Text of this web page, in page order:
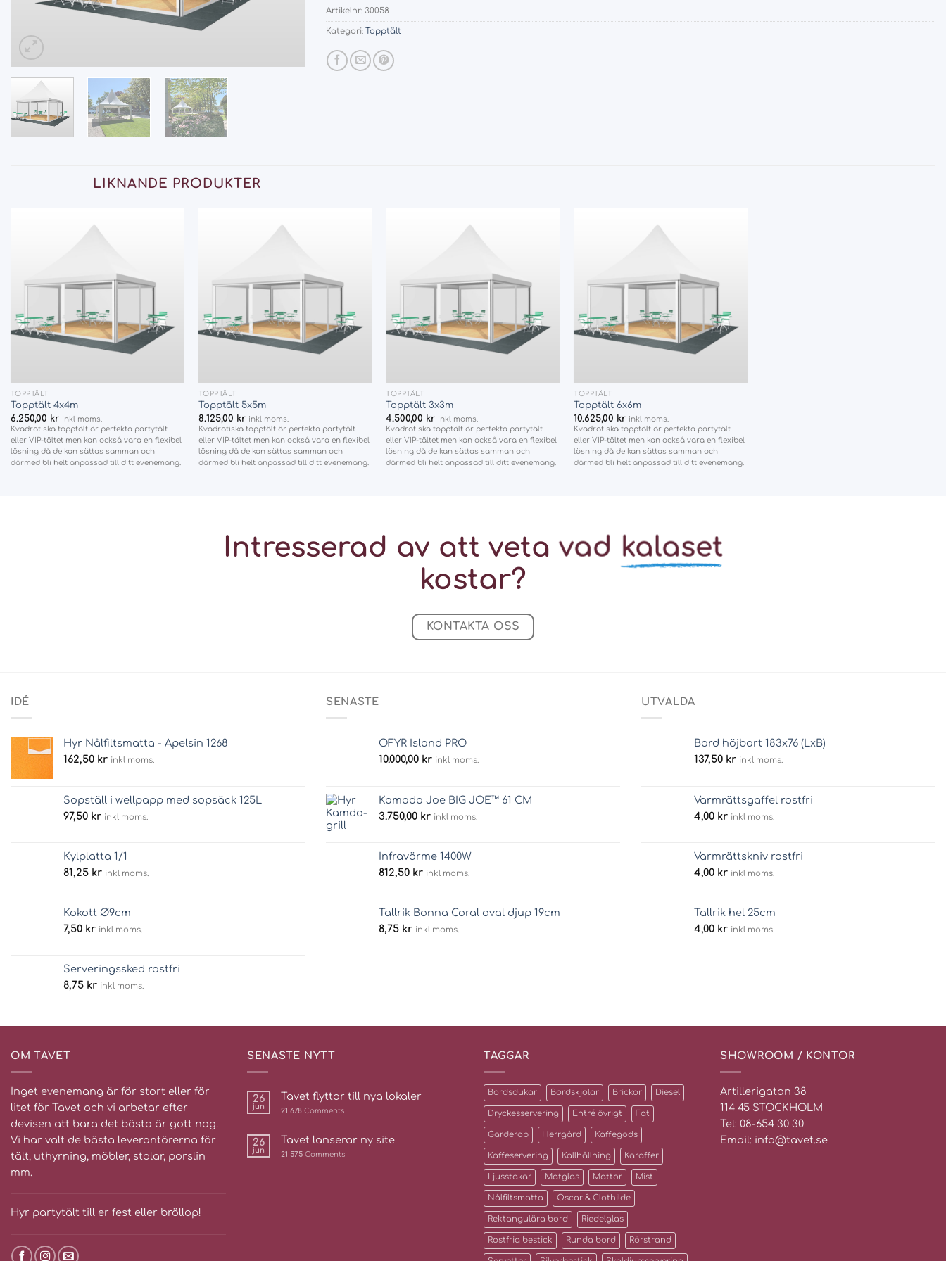
Artikelnr: 30058
Kategori: Topptält
LIKNANDE PRODUKTER
TOPPTÄLT
Topptält 4x4m
6.250,00 kr inkl moms.
Kvadratiska topptält är perfekta partytält
eller VIP-tältet men kan också vara en flexibel
lösning då de kan sättas samman och
därmed bli helt anpassad till ditt evenemang.
TOPPTÄLT
Topptält 5x5m
8.125,00 kr inkl moms.
Kvadratiska topptält är perfekta partytält
eller VIP-tältet men kan också vara en flexibel
lösning då de kan sättas samman och
därmed bli helt anpassad till ditt evenemang.
TOPPTÄLT
Topptält 3x3m
4.500,00 kr inkl moms.
Kvadratiska topptält är perfekta partytält
eller VIP-tältet men kan också vara en flexibel
lösning då de kan sättas samman och
därmed bli helt anpassad till ditt evenemang.
TOPPTÄLT
Topptält 6x6m
10.625,00 kr inkl moms.
Kvadratiska topptält är perfekta partytält
eller VIP-tältet men kan också vara en flexibel
lösning då de kan sättas samman och
därmed bli helt anpassad till ditt evenemang.
Intresserad av att veta vad kalaset
kostar?
KONTAKTA OSS
IDÉ
Hyr Nålfiltsmatta - Apelsin 1268
162,50 kr inkl moms.
Sopställ i wellpapp med sopsäck 125L
97,50 kr inkl moms.
Kylplatta 1/1
81,25 kr inkl moms.
Kokott Ø9cm
7,50 kr inkl moms.
Serveringssked rostfri
8,75 kr inkl moms.
SENASTE
OFYR Island PRO
10.000,00 kr inkl moms.
Kamado Joe BIG JOE™ 61 CM
3.750,00 kr inkl moms.
Infravärme 1400W
812,50 kr inkl moms.
Tallrik Bonna Coral oval djup 19cm
8,75 kr inkl moms.
UTVALDA
Bord höjbart 183x76 (LxB)
137,50 kr inkl moms.
Varmrättsgaffel rostfri
4,00 kr inkl moms.
Varmrättskniv rostfri
4,00 kr inkl moms.
Tallrik hel 25cm
4,00 kr inkl moms.
OM TAVET
Inget evenemang är för stort eller för
litet för Tavet och vi arbetar efter
devisen att bara det bästa är gott nog.
Vi har valt de bästa leverantörerna för
tält, uthyrning, möbler, stolar, porslin
mm.
Hyr partytält till er fest eller bröllop!
SENASTE NYTT
26
jun
Tavet flyttar till nya lokaler
21 678 Comments
26
jun
Tavet lanserar ny site
21 575 Comments
TAGGAR
Bordsdukar Bordskjolar Brickor Diesel
Dryckesservering Entré övrigt Fat
Garderob Herrgård Kaffegods
Kaffeservering Kallhållning Karaffer
Ljusstakar Matglas Mattor Mist
Nålfiltsmatta Oscar & Clothilde
Rektangulära bord Riedelglas
Rostfria bestick Runda bord Rörstrand
SHOWROOM / KONTOR
Artillerigatan 38
114 45 STOCKHOLM
Tel: 08-654 30 30
Email: info@tavet.se